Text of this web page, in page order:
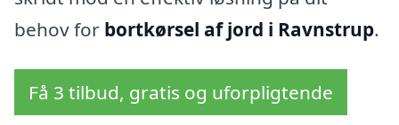
behov for bortkørsel af jord i Ravnstrup.
Få 3 tilbud, gratis og uforpligtende